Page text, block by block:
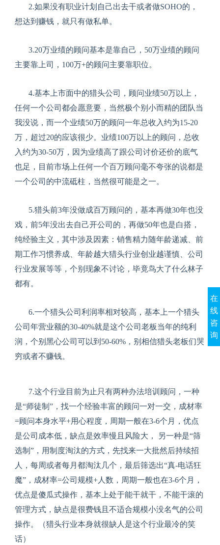
2.如果没有职业计划自己出去干或者做SOHO的，
想达到赚钱，就只有做私单。
3.20万业绩的顾问基本是靠自己， 50万业绩的顾问
主要靠上司， 100万+的顾问主要靠职位。
4.基本上市面中的猎头公司，顾问业绩50万以上，
任何一个公司都会愿意要，当然极个别小而精的团队当
我没说，而一个业绩50万的顾问一年总收入约为15-20
万，超过20的应该很少。业绩100万以上的顾问，总收
入约为30-50万，因为业绩高了跟公司讨价还价的底气
也足，目前市场上任何一个百万顾问毫不夸张的说都是
一个公司的中流砥柱，当然很可能是之一。
5.猎头前3年没做成百万顾问的，基本再做30年也没
戏，前5年没出去自己开公司的，再做50年也是白搭，
纯经验主义，其中涉及因素：销售精力随年龄递减、前
期工作习惯养成、年龄越大猎头行业创业越谨慎、公司
行业发展等等，个别现象不讨论，毕竟鸟大了什么林子
都有。
6.一个猎头公司利润率相对较高，基本上一个猎头
公司年营业额的30-40%就是这个公司老板当年的纯利
润，个别黑心公司可以到 50-60% ，别相信猎头老板们哭
穷或者不赚钱。
7.这个行业目前为止只有两种办法培训顾问，一种
是“师徒制”，找一个经验丰富的顾问一对一交，成材率
=顾问本身水平+用心程度，周期一般在3-6个月，优点
是公司成本低，缺点是效率慢且风险大， 另一种是“筛
选制”，用制度淘汰的方式，先找来一大批然后持续招
人，每周或者每月都淘汰几个，最后筛选出“真-电话狂
魔”，成材率=公司规模+ 人数，周期一般也在3-6个月，
优点是傻瓜式操作，基本上处于能干就干，不能干滚的
管理方式，缺点是很费钱且不适合规模小没名气的公司
操作。（猎头行业本身就很缺人是这个行业最冷的笑
话）
在
线
咨
询